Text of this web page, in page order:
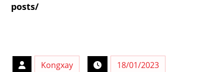
posts/
Kongxay 18/01/2023